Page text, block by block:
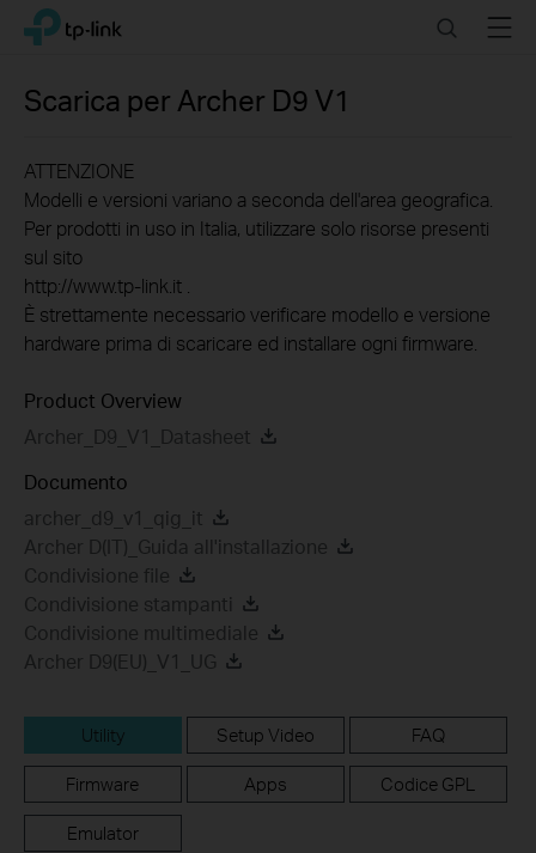
Click
navigation
TP-Link, Reliably Smart SearchMenu
Scarica per Archer D9 V1
ATTENZIONE
Modelli e versioni variano a seconda dell'area geografica.
Per prodotti in uso in Italia, utilizzare solo risorse presenti
sul sito
http://www.tp-link.it .
È strettamente necessario verificare modello e versione
hardware prima di scaricare ed installare ogni firmware.
Product Overview
Archer_D9_V1_Datasheet
Documento
archer_d9_v1_qig_it
Archer D(IT)_Guida all'installazione
Condivisione file
Condivisione stampanti
Condivisione multimediale
Archer D9(EU)_V1_UG
Utility Setup Video FAQ
Firmware Apps Codice GPL
Emulator